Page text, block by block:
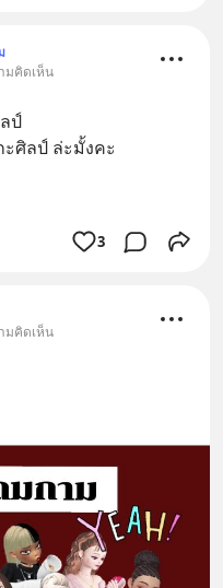
มคิดเห็น
ป์
ศิลป์ ล่ะมั้งคะ
3
มคิดเห็น